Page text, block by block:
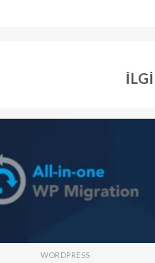
WORDPRESS